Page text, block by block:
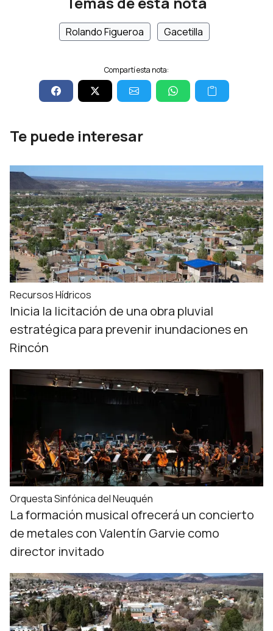
Rolando Figueroa Gacetilla
Compartí esta nota:
Te puede interesar
Recursos Hídricos
Inicia la licitación de una obra pluvial
estratégica para prevenir inundaciones en
Rincón
Orquesta Sinfónica del Neuquén
La formación musical ofrecerá un concierto
de metales con Valentín Garvie como
director invitado